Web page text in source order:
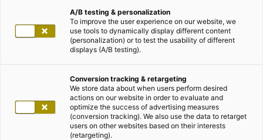
A/B testing & personalization
To improve the user experience on our website, we
use tools to dynamically display different content
(personalization) or to test the usability of different
displays (A/B testing).
Conversion tracking & retargeting
We store data about when users perform desired
actions on our website in order to evaluate and
optimize the success of advertising measures
(conversion tracking). We also use the data to retarget
users on other websites based on their interests
(retargeting).